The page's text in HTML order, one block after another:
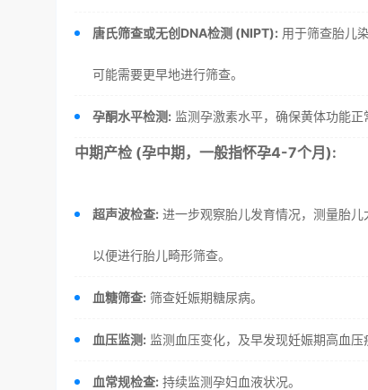
唐氏筛查或无创DNA检测 (NIPT): 用于筛查胎儿
可能需要更早地进行筛查。
孕酮水平检测: 监测孕激素水平，确保黄体功能
中期产检 (孕中期，一般指怀孕4-7个月):
超声波检查: 进一步观察胎儿发育情况，测量胎
以便进行胎儿畸形筛查。
血糖筛查: 筛查妊娠期糖尿病。
血压监测: 监测血压变化，及早发现妊娠期高血压
血常规检查: 持续监测孕妇血液状况。